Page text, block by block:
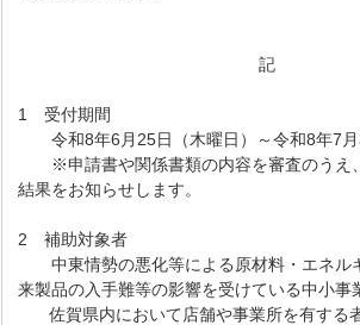
記
1 受付期間
令和8年6月25日（木曜日）～令和8年7月
※申請書や関係書類の内容を審査のうえ
結果をお知らせします。
2 補助対象者
中東情勢の悪化等による原材料・エネル
来製品の入手難等の影響を受けている中小事
佐賀県内において店舗や事業所を有する